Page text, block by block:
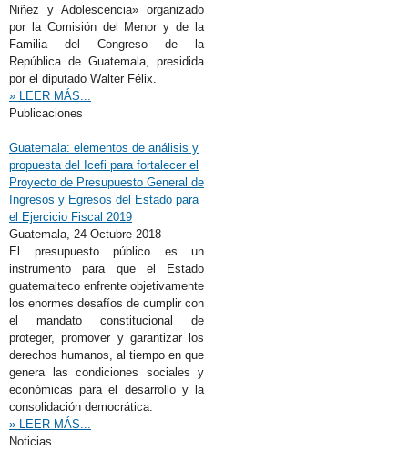
Niñez y Adolescencia» organizado
por la Comisión del Menor y de la
Familia del Congreso de la
República de Guatemala, presidida
por el diputado Walter Félix.
» LEER MÁS...
Publicaciones
Guatemala: elementos de análisis y
propuesta del Icefi para fortalecer el
Proyecto de Presupuesto General de
Ingresos y Egresos del Estado para
el Ejercicio Fiscal 2019
Guatemala, 24 Octubre 2018
El presupuesto público es un
instrumento para que el Estado
guatemalteco enfrente objetivamente
los enormes desafíos de cumplir con
el mandato constitucional de
proteger, promover y garantizar los
derechos humanos, al tiempo en que
genera las condiciones sociales y
económicas para el desarrollo y la
consolidación democrática.
» LEER MÁS...
Noticias